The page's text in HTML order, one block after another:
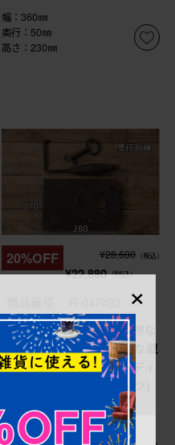
幅：360㎜
奥行：50㎜
高さ：230㎜
20%OFF ¥28,600 (税込)
¥22,880 (税込)
アンティーク雑貨 時代物な
らではの味わいが魅力的な蔵
戸の錠前金具3点セット(ディ
スプレイ雑貨、蔵戸パーツ)
(R-047492)
幅：170㎜
×